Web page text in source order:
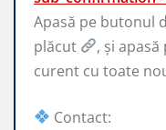
Apasă pe butonul
plăcut
, șiapasă
curent cu toate
Contact: